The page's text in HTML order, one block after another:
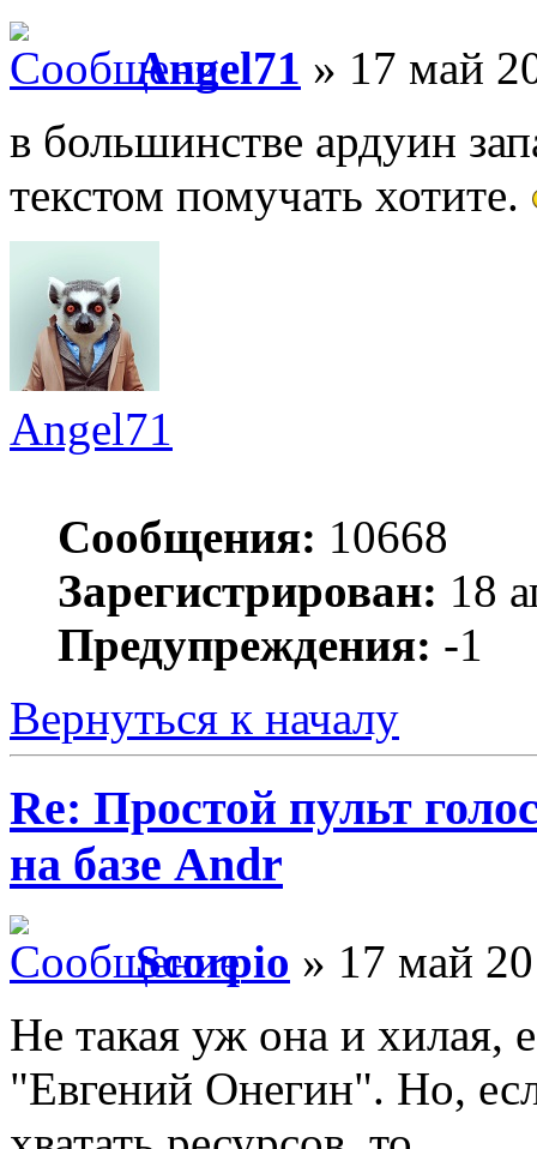
Angel71 » 17 май
в большинстве ардуин
текстом помучать хотите.
Angel71
Сообщения: 10668
Зарегистрирован: 18
Предупреждения: -1
Вернуться к началу
Re: Простой пульт
на базе Andr
Scorpio » 17 май
Не такая уж она и хилая,
"Евгений Онегин". Но,